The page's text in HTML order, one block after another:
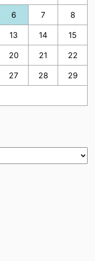
6 7 8
13 14 15
20 21 22
27 28 29